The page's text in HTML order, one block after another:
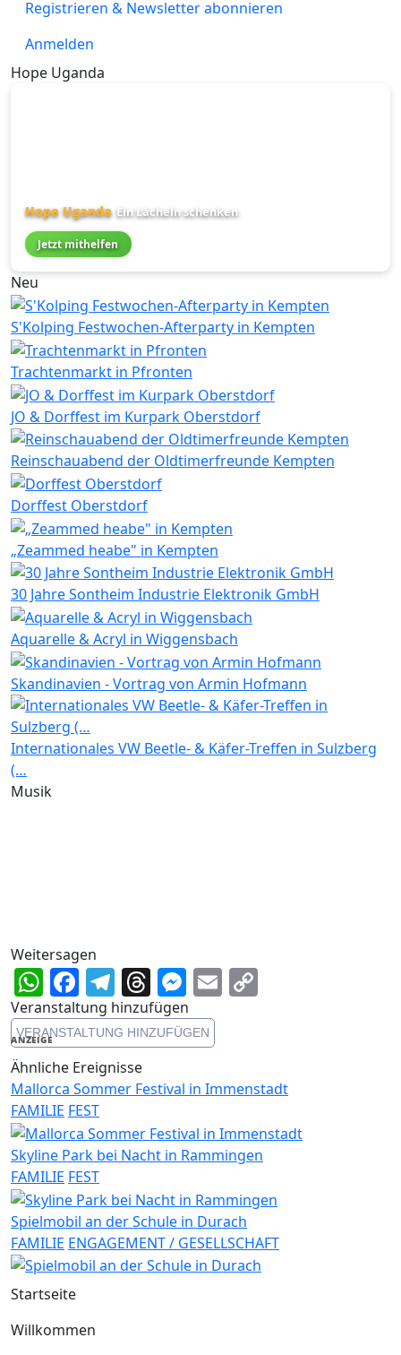
Registrieren & Newsletter abonnieren
Anmelden
Hope Uganda
Hope Uganda Ein Lächeln schenken
Jetzt mithelfen
Neu
S'Kolping Festwochen-Afterparty in Kempten
Trachtenmarkt in Pfronten
JO & Dorffest im Kurpark Oberstdorf
Reinschauabend der Oldtimerfreunde Kempten
Dorffest Oberstdorf
„Zeammed heabe" in Kempten
30 Jahre Sontheim Industrie Elektronik GmbH
Aquarelle & Acryl in Wiggensbach
Skandinavien - Vortrag von Armin Hofmann
Internationales VW Beetle- & Käfer-Treffen in Sulzberg
(…
Musik
Weitersagen
WhatsApp
Facebook
Telegram
Threads
Messenger
Email
Veranstaltung hinzufügen
VERANSTALTUNG HINZUFÜGEN
ANZEIGE
Ähnliche Ereignisse
Mallorca Sommer Festival in Immenstadt
FAMILIE FEST
Skyline Park bei Nacht in Rammingen
FAMILIE FEST
Spielmobil an der Schule in Durach
FAMILIE ENGAGEMENT / GESELLSCHAFT
Startseite
Willkommen